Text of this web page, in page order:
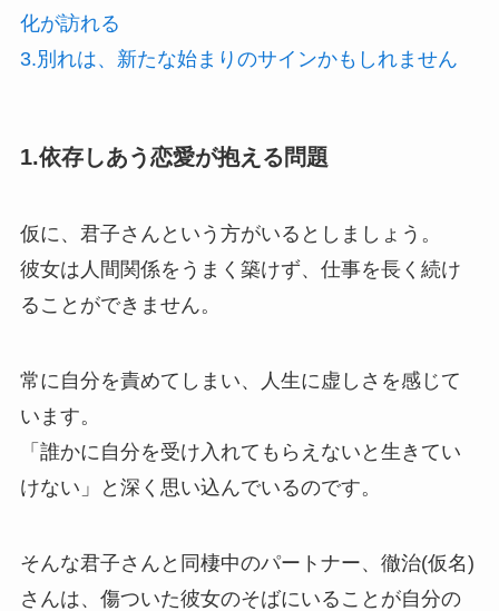
化が訪れる
3.別れは、新たな始まりのサインかもしれません
1.依存しあう恋愛が抱える問題
仮に、君子さんという方がいるとしましょう。
彼女は人間関係をうまく築けず、仕事を長く続け
ることができません。
常に自分を責めてしまい、人生に虚しさを感じて
います。
「誰かに自分を受け入れてもらえないと生きてい
けない」と深く思い込んでいるのです。
そんな君子さんと同棲中のパートナー、徹治(仮名)
さんは、傷ついた彼女のそばにいることが自分の